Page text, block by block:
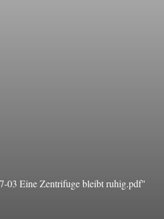
03 Eine Zentrifuge bleibt ruhig.pdf"